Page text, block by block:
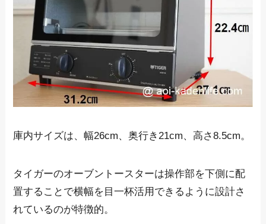
庫内サイズは、幅26cm、奥行き21cm、高さ8.5cm。
タイガーのオーブントースターは操作部を下側に配
置することで横幅を目一杯活用できるように設計さ
れているのが特徴的。